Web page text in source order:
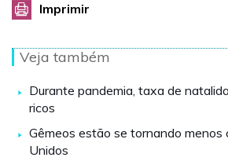
Imprimir
Veja também
Durante pandemia, taxa de
ricos
Gêmeos estão se tornando menos
Unidos